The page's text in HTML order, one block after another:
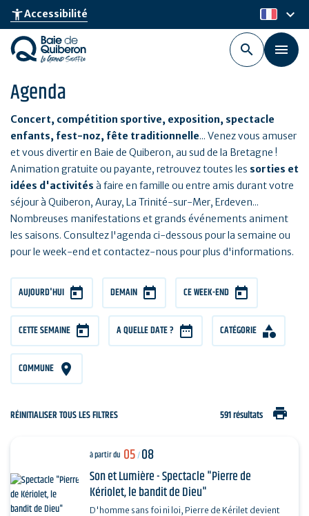
Aller
au
contenu
principal
accessibility_newAccessibilité fr
keyboard_arrow_down
Agenda
Concert, compétition sportive, exposition, spectacle
enfants, fest-noz, fête traditionnelle... Venez vous amuser
et vous divertir en Baie de Quiberon, au sud de la Bretagne !
Animation gratuite ou payante, retrouvez toutes les sorties et
idées d'activités à faire en famille ou entre amis durant votre
séjour à Quiberon, Auray, La Trinité-sur-Mer, Erdeven...
Nombreuses manifestations et grands événements animent
les saisons. Consultez l'agenda ci-dessous pour la semaine ou
pour le week-end et contactez-nous pour plus d'informations.
AUJOURD'HUI DEMAIN CE WEEK-END
CETTE SEMAINE A QUELLE DATE ? CATÉGORIE
COMMUNE
RÉINITIALISER TOUS LES FILTRES 591 résultats print
à partir du 05/08
Son et Lumière - Spectacle "Pierre de
Kériolet, le bandit de Dieu"
D'homme sans foi ni loi, Pierre de Kérilet devient